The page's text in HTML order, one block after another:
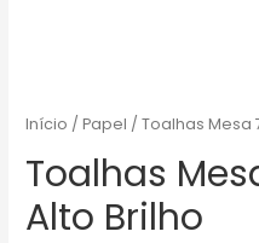
Início /Papel / Toalhas Mesa
Toalhas
Alto Brilho